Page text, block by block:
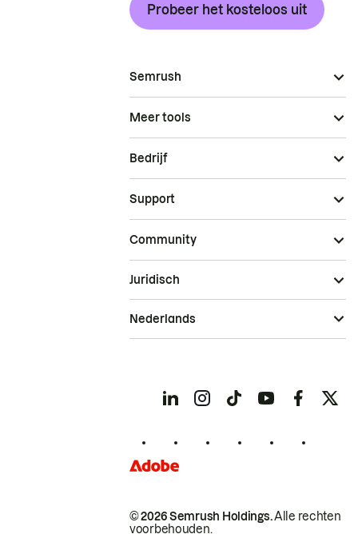
Probeer het kosteloos uit
Semrush
Meer tools
Bedrijf
Support
Community
© 2026 Semrush Holdings.Alle rechten
voorbehouden.
Juridisch
Nederlands